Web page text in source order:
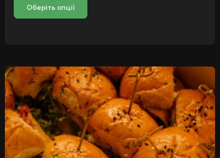
Оберіть опції